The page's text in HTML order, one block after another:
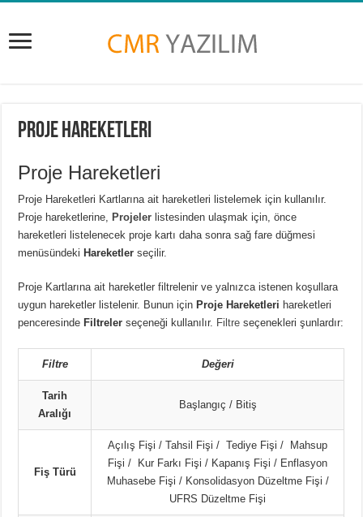
Proje Hareketleri
Proje Hareketleri
Proje Hareketleri Kartlarına ait hareketleri listelemek için kullanılır.
Proje hareketlerine, Projeler listesinden ulaşmak için, önce
hareketleri listelenecek proje kartı daha sonra sağ fare düğmesi
menüsündeki Hareketler seçilir.
Proje Kartlarına ait hareketler filtrelenir ve yalnızca istenen koşullara
uygun hareketler listelenir. Bunun için Proje Hareketleri hareketleri
penceresinde Filtreler seçeneği kullanılır. Filtre seçenekleri şunlardır:
Filtre Değeri
Tarih
Aralığı
Başlangıç / Bitiş
Fiş Türü
Açılış Fişi / Tahsil Fişi / Tediye Fişi / Mahsup
Fişi / Kur Farkı Fişi / Kapanış Fişi / Enflasyon
Muhasebe Fişi / Konsolidasyon Düzeltme Fişi /
UFRS Düzeltme Fişi